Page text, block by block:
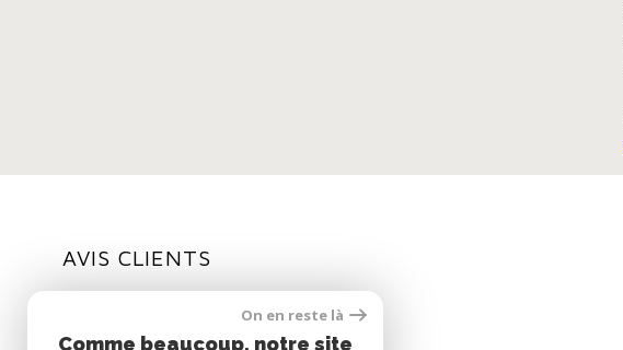
AVIS CLIENTS
On en reste là
Comme beaucoup, notre site